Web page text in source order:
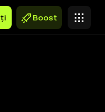
Boost